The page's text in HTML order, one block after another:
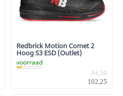
Redbrick Motion Comet 2
Hoog S3 ESD (Outlet)
voorraad
84,50
102,25